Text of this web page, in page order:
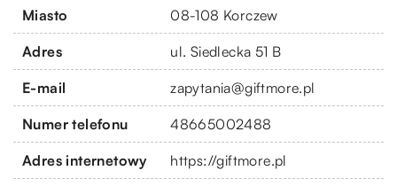
Miasto 08-108 Korczew
Adres ul. Siedlecka 51 B
E-mail zapytania@giftmore.pl
Numer telefonu 48665002488
Adres internetowy https://giftmore.pl